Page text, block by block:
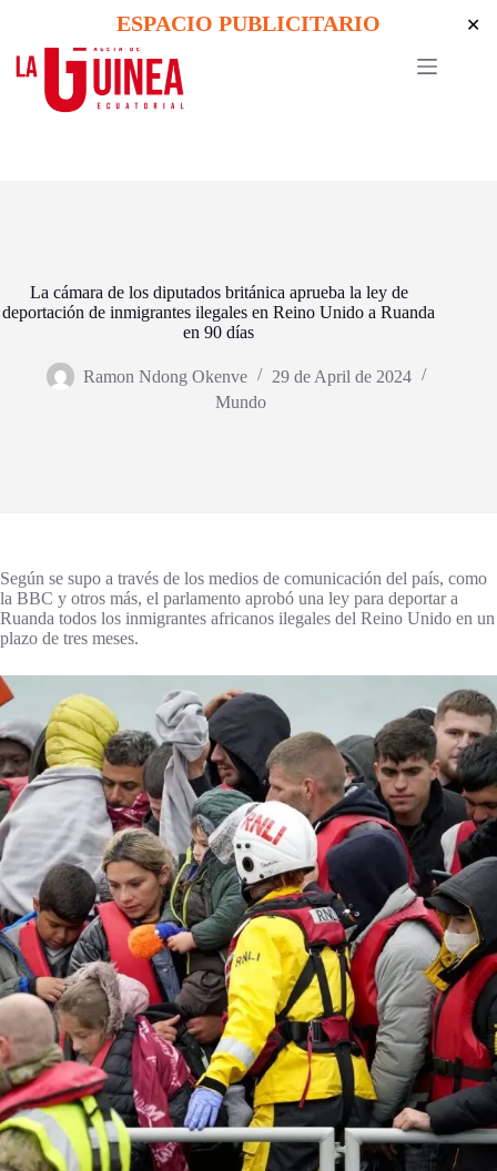
content
ESPACIO PUBLICITARIO ✕
La cámara de los diputados británica aprueba la ley de
deportación de inmigrantes ilegales en Reino Unido a Ruanda
en 90 días
Ramon Ndong Okenve
29 de April de 2024
Mundo
Según se supo a través de los medios de comunicación del país, como
la BBC y otros más, el parlamento aprobó una ley para deportar a
Ruanda todos los inmigrantes africanos ilegales del Reino Unido en un
plazo de tres meses.